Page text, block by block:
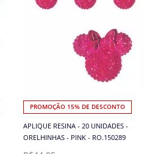
PROMOÇÃO 15% DE DESCONTO
APLIQUE RESINA - 20 UNIDADES -
ORELHINHAS - PINK - RO.150289